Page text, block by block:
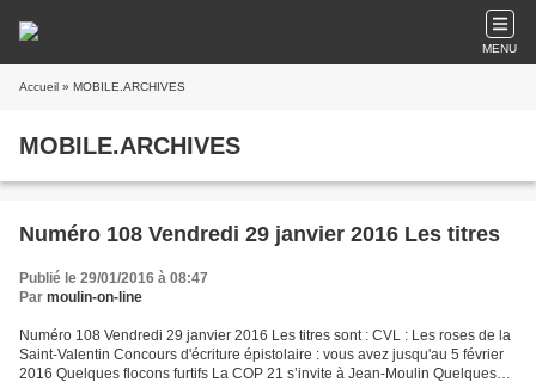
MENU
Accueil » MOBILE.ARCHIVES
MOBILE.ARCHIVES
Numéro 108 Vendredi 29 janvier 2016 Les titres
Publié le 29/01/2016 à 08:47
Par moulin-on-line
Numéro 108 Vendredi 29 janvier 2016 Les titres sont : CVL : Les roses de la
Saint-Valentin Concours d'écriture épistolaire : vous avez jusqu'au 5 février
2016 Quelques flocons furtifs La COP 21 s’invite à Jean-Moulin Quelques